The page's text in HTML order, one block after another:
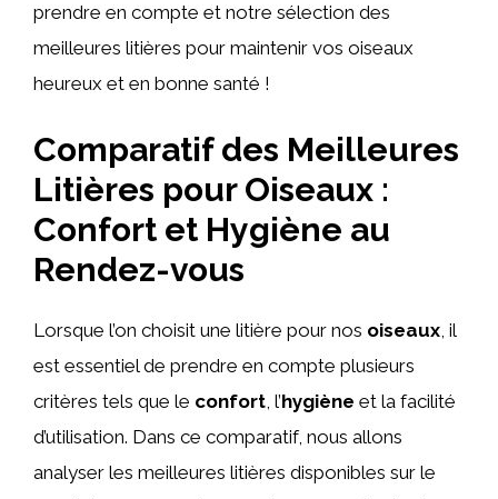
prendre en compte et notre sélection des
meilleures litières pour maintenir vos oiseaux
heureux et en bonne santé !
Comparatif des Meilleures
Litières pour Oiseaux :
Confort et Hygiène au
Rendez-vous
Lorsque l’on choisit une litière pour nos oiseaux , il
est essentiel de prendre en compte plusieurs
critères tels que le confort , l’hygiène et la facilité
d’utilisation. Dans ce comparatif, nous allons
analyser les meilleures litières disponibles sur le